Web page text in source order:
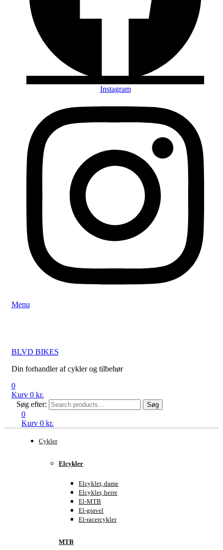
Instagram
Menu
BLVD BIKES
Din forhandler af cykler og tilbehør
0
Kurv 0 kr.
Søg efter:
Søg
0
Kurv 0 kr.
Cykler
Elcykler
Elcykler, dame
Elcykler, herre
El-MTB
El-gravel
El-racercykler
MTB